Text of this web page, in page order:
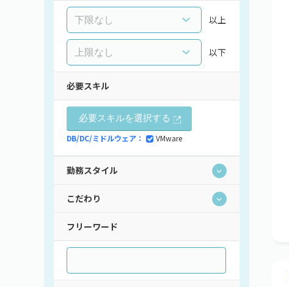
以上
以下
必要スキル
必要スキルを選択する
DB/DC/ミドルウェア：
VMware
勤務スタイル
持ち帰り・在宅(テレワーク)
通勤
短期間（3ヶ月以内）
こだわり
直請け案件
ロースキルOK
高額手取り（80万以上）
フリーワード